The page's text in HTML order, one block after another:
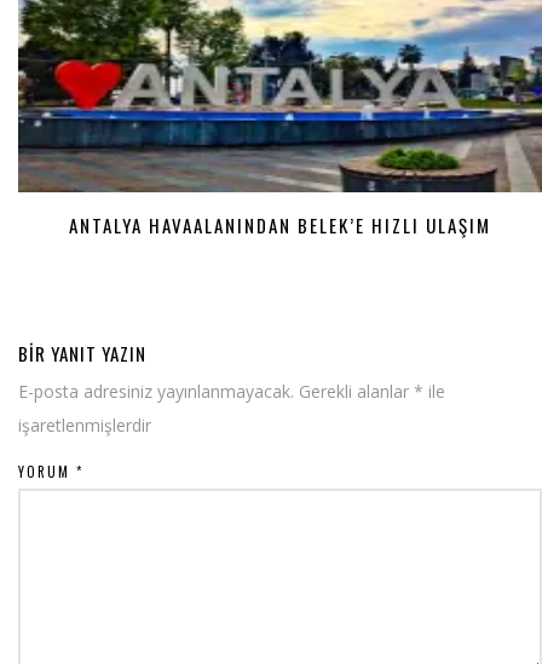
ANTALYA HAVAALANINDAN BELEK’E HIZLI ULAŞIM
BIR YANIT YAZIN
E-posta adresiniz yayınlanmayacak. Gerekli alanlar * ile
işaretlenmişlerdir
YORUM *